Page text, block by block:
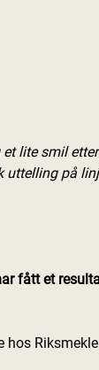
et lite smil
på
fått et
hos